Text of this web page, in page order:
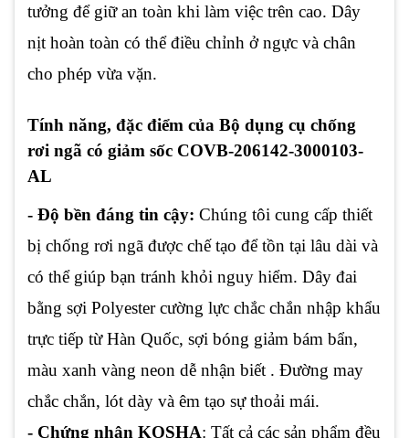
tưởng để giữ an toàn khi làm việc trên cao. Dây
nịt hoàn toàn có thể điều chỉnh ở ngực và chân
cho phép vừa vặn.
Tính năng, đặc điểm của Bộ dụng cụ chống
rơi ngã có giảm sốc COVB-206142-3000103-
AL
- Độ bền đáng tin cậy: Chúng tôi cung cấp thiết
bị chống rơi ngã được chế tạo để tồn tại lâu dài và
có thể giúp bạn tránh khỏi nguy hiểm. Dây đai
bằng sợi Polyester cường lực chắc chắn nhập khẩu
trực tiếp từ Hàn Quốc, sợi bóng giảm bám bẩn,
màu xanh vàng neon dễ nhận biết . Đường may
chắc chắn, lót dày và êm tạo sự thoải mái.
- Chứng nhận KOSHA: Tất cả các sản phẩm đều